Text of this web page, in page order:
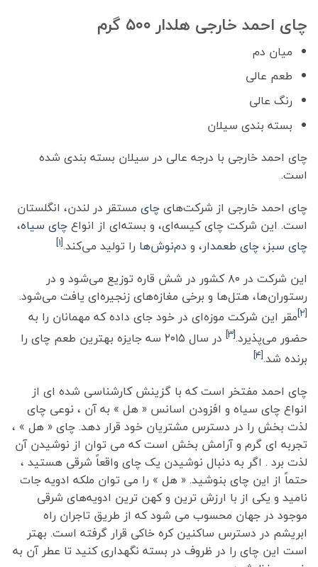
چای احمد خارجی هلدار ۵۰۰ گرم
میان دم
طعم عالی
رنگ عالی
بسته بندی سیلان
چای احمد خارجی با درجه عالی در سیلان بسته بندی شده
است.
چای احمد خارجی از شرکت‌هایچای مستقر در لندن، انگلستان
است. این شرکت چای کیسه‌ای، و بسته‌ای از انواعچای سیاه،
چای سبز،چای طعمدار، و دم‌نوش‌ها را تولید می‌کند.[۱]
این شرکت در ۸۰ کشور در شش قاره توزیع می‌شود و در
رستوران‌ها، هتل‌ها و برخی مغازه‌های زنجیره‌ای یافت می‌شود.
[۲] مقر این شرکت موزه‌ای در خود جای داده که مهمانان را به
حضور می‌پذیرد.[۳]
در سال ۲۰۱۵ سه جایزه بهترین طعم چای را
برنده شد.[۴]
چای احمد مفتخر است که با گزینش کارشناسی شده ای از
انواع چای سیاه و افزودن اسانس « هل » به آن ، نوعی چای
لذت بخش را در دسترس مشتریان خود قرار دهد. چای « هل » ،
تجربه ای گرم و آرامش بخش است که می توان از نوشیدن آن
لذت برد . اگر به دنبال نوشیدن یک چای واقعاً شرقی هستید ،
حتماً از این چای بنوشید. « هل » را می توان ملکه ادویه جات
نامید و یکی از با ارزش ترین و کهن ترین ادویه‌های شرقی
موجود در جهان محسوب می شود که از طریق تاجران راه
ابریشم در دسترس ساکنین کره خاکی قرار گرفته است. بهتر
است این چای را در ظروف در بسته نگهداری کنید تا عطر آن به